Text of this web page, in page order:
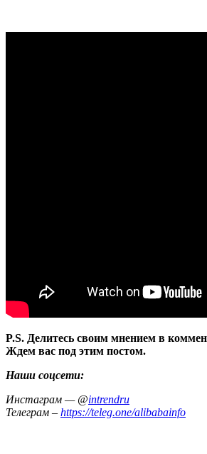
P.S. Делитесь своим мнением в
Ждем вас под этим постом.
Наши соцсети:
Инстаграм — @intrendru
Телеграм – https://teleg.one/alibabainfo